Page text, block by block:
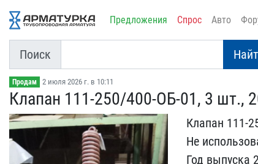
Предложения Спрос Авто
Поиск
Продам 2 июля 2026 г. в 10:11
Клапан 111-250/400-ОБ-01​, 3 шт.,
Клапан 111-
Не
Год вып​уска